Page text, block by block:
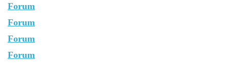
Forum
Forum
Forum
Forum